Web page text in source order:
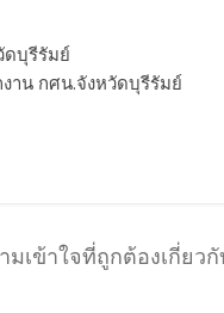
ดบุรีรัมย์
งาน กศน.จังหวัดบุรีรัมย์
เข้าใจที่ถูกต้องเกี่ย